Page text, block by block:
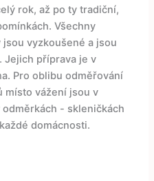
rok, až po ty tradiční,
Všechny
vyzkoušené a jsou
příprava je v
Pro oblibu odměřování
místo vážení jsou v
- skleničkách
domácnosti.